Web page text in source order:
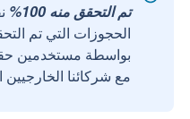
تم التحقق منه 100%
الحجوزات التي تم
مع شركائنا الخارجيين